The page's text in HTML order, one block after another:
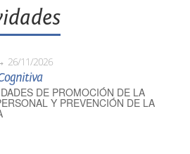
26/11/2026
DE PROMOCIÓN DE LA
Y PREVENCIÓN DE LA